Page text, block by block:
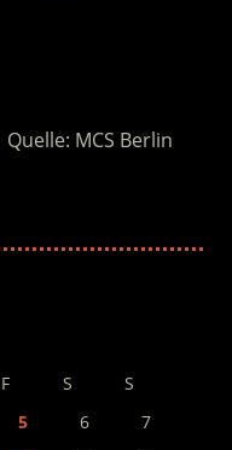
Quelle: MCS Berlin
F S
S
5 6
7